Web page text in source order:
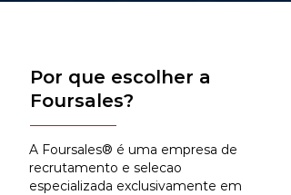
Por que escolher a
Foursales?
A Foursales® é uma empresa de
recrutamento e selecao
especializada exclusivamente em